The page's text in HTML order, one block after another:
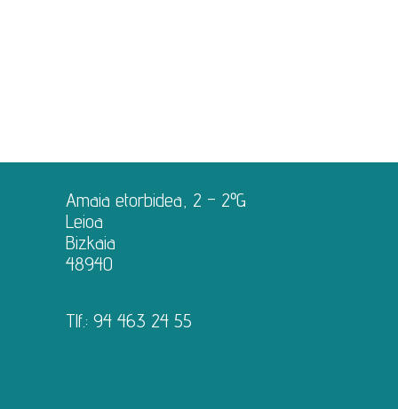
Amaia etorbidea, 2 – 2ºG
Leioa
Bizkaia
48940
Tlf.: 94 463 24 55